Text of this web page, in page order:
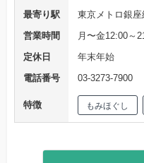
最寄り駅
東京メトロ銀
営業時間
月〜金12:00～
定休日
年末年始
電話番号
03-3273-7900
特徴 もみほぐし